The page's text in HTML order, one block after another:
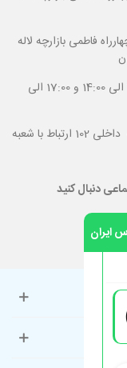
فاطمی بازارچه لاله
10:00 الی 14:00 و 17:00 الی
داخلی 102 ارتباط با شعبه
دنبال کنید
ایران